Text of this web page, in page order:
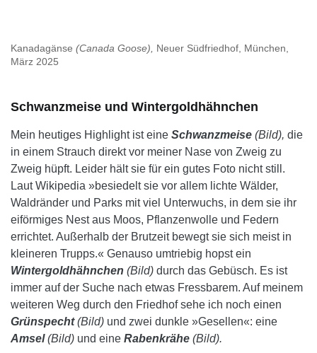
Kanadagänse (Canada Goose), Neuer Südfriedhof, München,
März 2025
Schwanzmeise und Wintergoldhähnchen
Mein heutiges Highlight ist eine Schwanzmeise (Bild), die
in einem Strauch direkt vor meiner Nase von Zweig zu
Zweig hüpft. Leider hält sie für ein gutes Foto nicht still.
Laut Wikipedia »besiedelt sie vor allem lichte Wälder,
Waldränder und Parks mit viel Unterwuchs, in dem sie ihr
eiförmiges Nest aus Moos, Pflanzenwolle und Federn
errichtet. Außerhalb der Brutzeit bewegt sie sich meist in
kleineren Trupps.« Genauso umtriebig hopst ein
Wintergoldhähnchen (Bild) durch das Gebüsch. Es ist
immer auf der Suche nach etwas Fressbarem. Auf meinem
weiteren Weg durch den Friedhof sehe ich noch einen
Grünspecht(Bild) und zwei dunkle »Gesellen«: eine
Amsel(Bild) und eine Rabenkrähe (Bild).